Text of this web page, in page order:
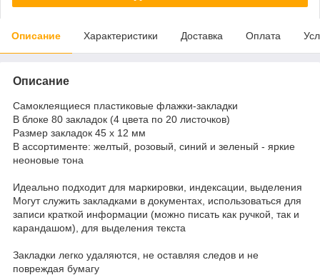
Описание Характеристики Доставка Оплата
Описание
Самоклеящиеся пластиковые флажки-закладки
В блоке 80 закладок (4 цвета по 20 листочков)
Размер закладок 45 х 12 мм
В ассортименте: желтый, розовый, синий и зеленый - яркие
неоновые тона
Идеально подходит для маркировки, индексации, выделения
Могут служить закладками в документах, использоваться для
записи краткой информации (можно писать как ручкой, так и
карандашом), для выделения текста
Закладки легко удаляются, не оставляя следов и не
повреждая бумагу